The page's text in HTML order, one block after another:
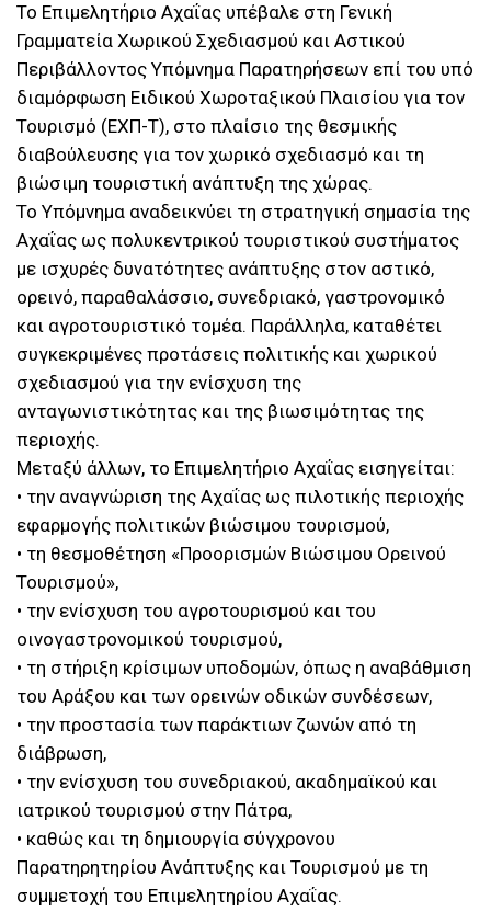
Το Επιμελητήριο Αχαΐας υπέβαλε στη Γενική
Γραμματεία Χωρικού Σχεδιασμού και Αστικού
Περιβάλλοντος Υπόμνημα Παρατηρήσεων επί του υπό
διαμόρφωση Ειδικού Χωροταξικού Πλαισίου για τον
Τουρισμό (ΕΧΠ-Τ), στο πλαίσιο της θεσμικής
διαβούλευσης για τον χωρικό σχεδιασμό και τη
βιώσιμη τουριστική ανάπτυξη της χώρας.
Το Υπόμνημα αναδεικνύει τη στρατηγική σημασία της
Αχαΐας ως πολυκεντρικού τουριστικού συστήματος
με ισχυρές δυνατότητες ανάπτυξης στον αστικό,
ορεινό, παραθαλάσσιο, συνεδριακό, γαστρονομικό
και αγροτουριστικό τομέα. Παράλληλα, καταθέτει
συγκεκριμένες προτάσεις πολιτικής και χωρικού
σχεδιασμού για την ενίσχυση της
ανταγωνιστικότητας και της βιωσιμότητας της
περιοχής.
Μεταξύ άλλων, το Επιμελητήριο Αχαΐας εισηγείται:
• την αναγνώριση της Αχαΐας ως πιλοτικής περιοχής
εφαρμογής πολιτικών βιώσιμου τουρισμού,
• τη θεσμοθέτηση «Προορισμών Βιώσιμου Ορεινού
Τουρισμού»,
• την ενίσχυση του αγροτουρισμού και του
οινογαστρονομικού τουρισμού,
• τη στήριξη κρίσιμων υποδομών, όπως η αναβάθμιση
του Αράξου και των ορεινών οδικών συνδέσεων,
• την προστασία των παράκτιων ζωνών από τη
διάβρωση,
• την ενίσχυση του συνεδριακού, ακαδημαϊκού και
ιατρικού τουρισμού στην Πάτρα,
• καθώς και τη δημιουργία σύγχρονου
Παρατηρητηρίου Ανάπτυξης και Τουρισμού με τη
συμμετοχή του Επιμελητηρίου Αχαΐας.